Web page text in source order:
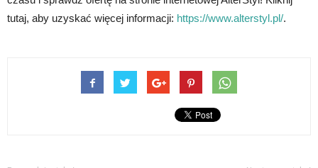
tutaj, aby uzyskać więcej informacji: https://www.alterstyl.pl/.